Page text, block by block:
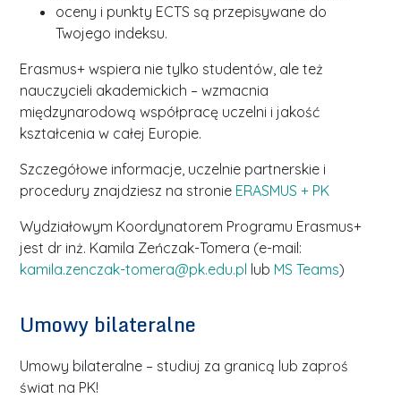
oceny i punkty ECTS są przepisywane do
Twojego indeksu.
Erasmus+ wspiera nie tylko studentów, ale też
nauczycieli akademickich – wzmacnia
międzynarodową współpracę uczelni i jakość
kształcenia w całej Europie.
Szczegółowe informacje, uczelnie partnerskie i
procedury znajdziesz na stronie ERASMUS + PK
Wydziałowym Koordynatorem Programu Erasmus+
jest dr inż. Kamila Zeńczak-Tomera (e-mail:
kamila.zenczak-tomera@pk.edu.pl lub MS Teams)
Umowy bilateralne
Umowy bilateralne – studiuj za granicą lub zaproś
świat na PK!